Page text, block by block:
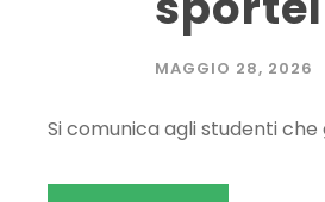
MAGGIO 28, 2026
Si comunica agli studenti